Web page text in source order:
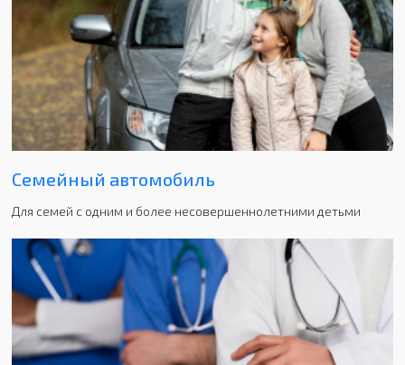
Семейный автомобиль
Для семей с одним и более несовершеннолетними детьми